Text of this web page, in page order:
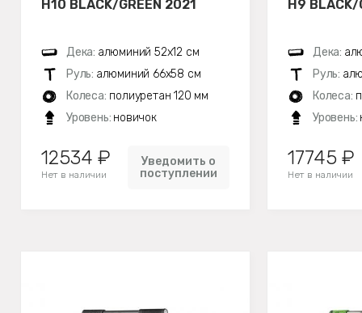
H10 BLACK/GREEN 2021
Дека: алюминий 52х12 см
Руль: алюминий 66х58 см
Колеса: полиуретан 120 мм
Уровень: новичок
12534 ₽
Нет в наличии
Уведомить о
поступлении
H9 BLACK/
Дека:
Руль:
Колеса:
Уровень:
17745 ₽
Нет в наличии